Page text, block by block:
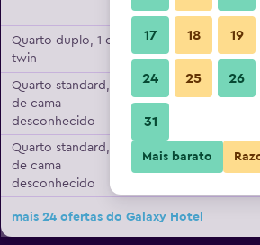
Quarto duplo, 1 cama
twin
Quarto standard, Tipo
de cama
desconhecido
Quarto standard, Tipo
de cama
desconhecido
mais 24 ofertas do Galaxy Hotel
17 18 19
24 25 26
31
Mais barato